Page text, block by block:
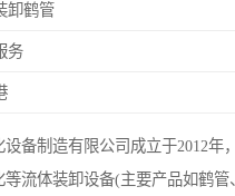
卸鹤管
务
备制造有限公司成立于2012年
等流体装卸设备(主要产品如鹤管